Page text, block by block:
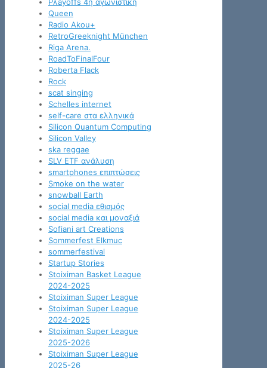
Queen
Radio Akou+
RetroGreeknight München
Riga Arena.
RoadToFinalFour
Roberta Flack
Rock
scat singing
Schelles internet
self-care στα ελληνικά
Silicon Quantum Computing
Silicon Valley
ska reggae
SLV ETF ανάλυση
smartphones επιπτώσεις
Smoke on the water
snowball Earth
social media εθισμός
social media και μοναξιά
Sofiani art Creations
Sommerfest Elkmuc
sommerfestival
Startup Stories
Stoiximan Basket League
2024-2025
Stoiximan Super League
Stoiximan Super League
2024-2025
Stoiximan Super League
2025-2026
Stoiximan Super League
2025-26